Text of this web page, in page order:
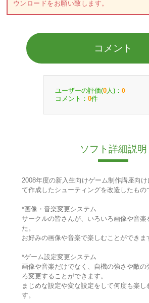
ウンロードをお願い致します。
コメント
ユーザーの評価(0 人)： 0
コメント： 0件
ソフト詳細説明
2008年度の新入生向けゲーム制作講座向
て作成したシューティングを改造したもの
*画像・音楽変更システム
サークルの皆さんが、いろいろ画像や音楽
た。
お好みの画像や音楽で楽しむことができま
*ゲーム設定変更システム
画像や音楽だけでなく、自機の強さや敵の
ろ変更することができます。
まじめな設定や変な設定をして何度も楽し
す。